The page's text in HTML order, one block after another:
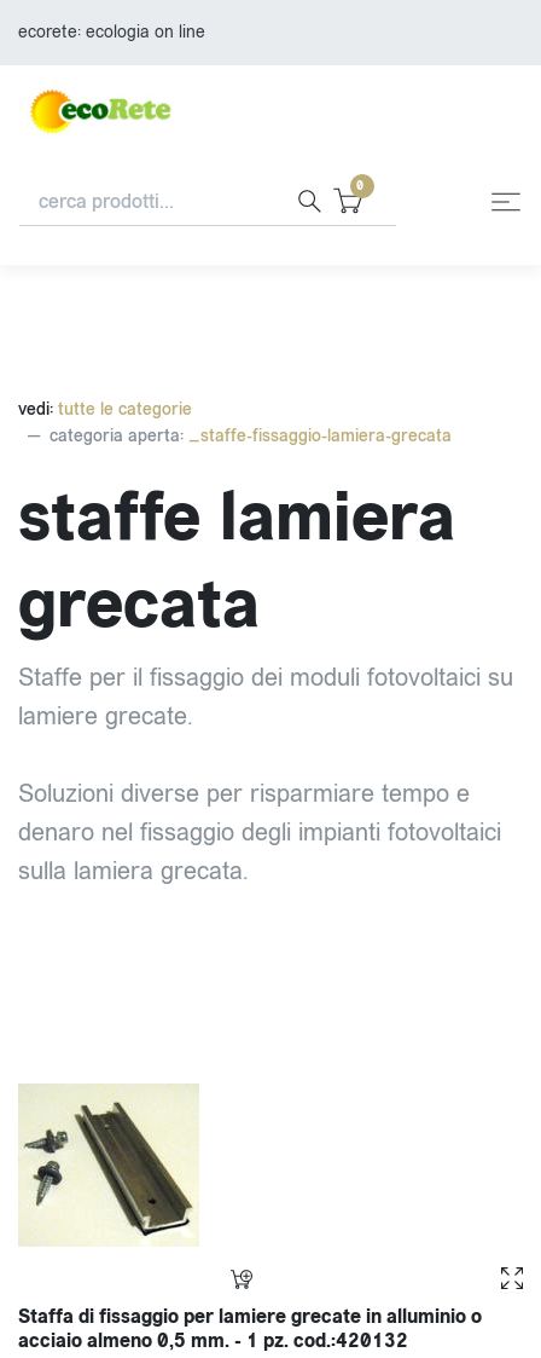
ecorete: ecologia on line
0
vedi: tutte le categorie
categoria aperta: _staffe-fissaggio-lamiera-grecata
staffe lamiera
grecata
Staffe per il fissaggio dei moduli fotovoltaici su
lamiere grecate.
Soluzioni diverse per risparmiare tempo e
denaro nel fissaggio degli impianti fotovoltaici
sulla lamiera grecata.
Staffa di fissaggio per lamiere grecate in alluminio o
acciaio almeno 0,5 mm. - 1 pz. cod.:420132